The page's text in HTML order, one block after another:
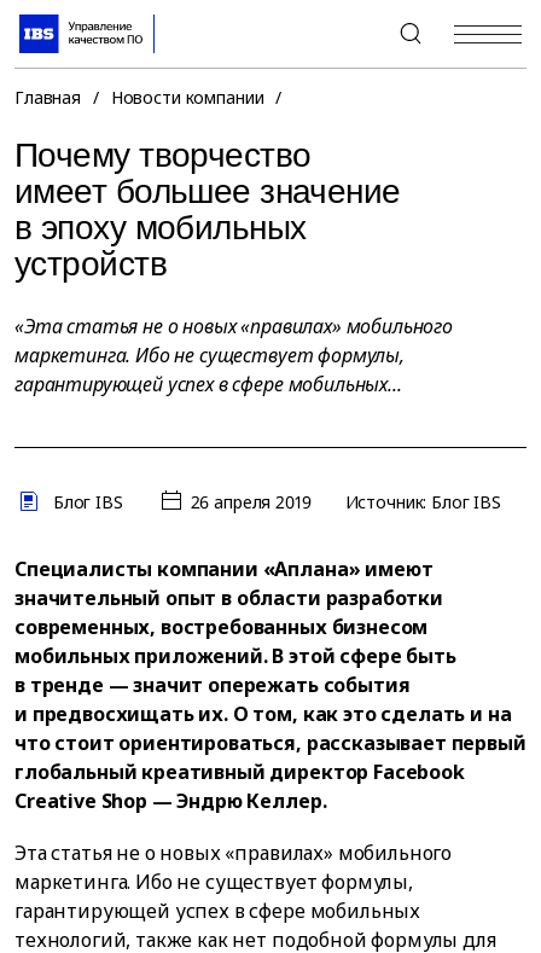
+7 (495) 967-80-80
Главная / Новости компании /
Почему творчество
имеет большее значение
в эпоху мобильных
устройств
«Эта статья не о новых «правилах» мобильного
маркетинга. Ибо не существует формулы,
гарантирующей успех в сфере мобильных...
Блог IBS 26 апреля 2019 Источник: Блог IBS
Специалисты компании «Аплана» имеют
значительный опыт в области разработки
современных, востребованных бизнесом
мобильных приложений. В этой сфере быть
в тренде — значит опережать события
и предвосхищать их. О том, как это сделать и на
что стоит ориентироваться, рассказывает первый
глобальный креативный директор Facebook
Creative Shop — Эндрю Келлер.
Эта статья не о новых «правилах» мобильного
маркетинга. Ибо не существует формулы,
гарантирующей успех в сфере мобильных
технологий, также как нет подобной формулы для